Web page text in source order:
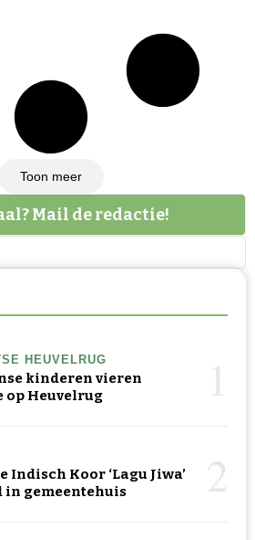
Toon meer
Mail de redactie!
HEUVELRUG
kinderen vieren
op Heuvelrug
1
Indisch Koor ‘Lagu Jiwa’
in gemeentehuis
2